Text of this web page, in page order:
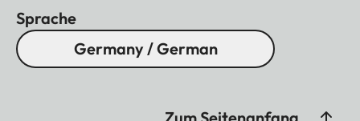
intensiven Gebrauch bildet sich im Laufe der Zeit
mit der Patina ein natürlicher Schutz, der dem
Leder ein charakteristisches Aussehen verleiht.
Sprache
Germany / German